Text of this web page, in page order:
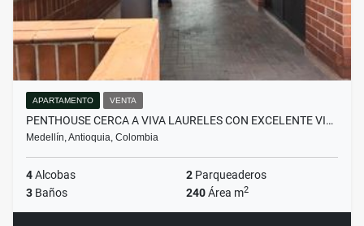
APARTAMENTO VENTA
PENTHOUSE CERCA A VIVA LAURELES CON EXCELENTE VI…
Medellín, Antioquia, Colombia
4Alcobas 2 Parqueaderos
3 Baños 240Área m2